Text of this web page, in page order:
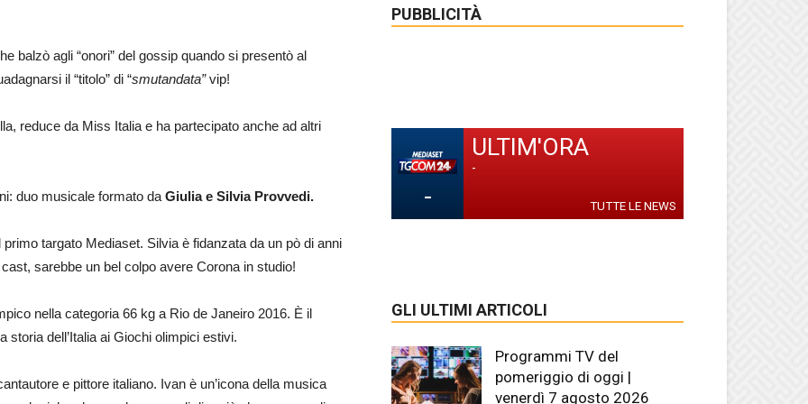
balzò agli “onori” del gossip quando si presentò al
il “titolo” di “smutandata”vip!
reduce da Miss Italia e ha partecipato anche ad altri
duo musicale formato da Giulia e Silvia Provvedi.
targato Mediaset. Silvia è fidanzata da un pò di anni
sarebbe un bel colpo avere Corona in studio!
nella categoria 66 kg a Rio de Janeiro 2016. È il
storia dell’Italia ai Giochi olimpici estivi.
e pittore italiano. Ivan è un’icona della musica
PUBBLICITÀ
-
ULTIM'ORA
-
TUTTE LE NEWS
GLI ULTIMI ARTICOLI
Programmi TV del
pomeriggio di oggi |
venerdì 7 agosto 2026